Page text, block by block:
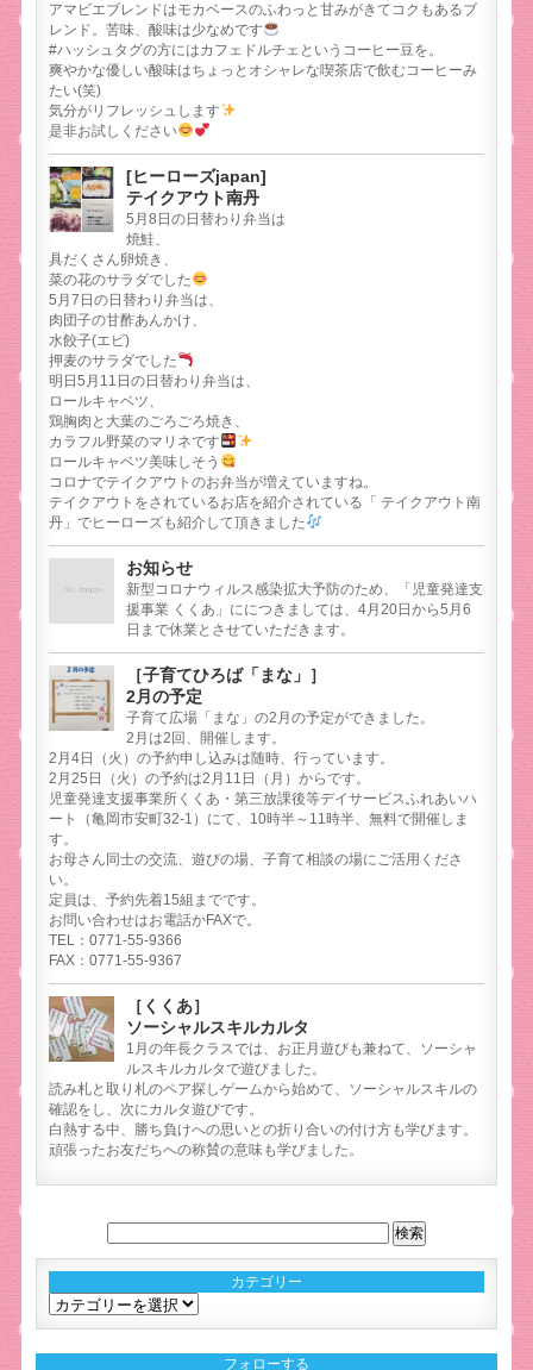
アマビエブレンドはモカベースのふわっと甘みがきてコクもあるブ
レンド。苦味、酸味は少なめです
#ハッシュタグの方にはカフェドルチェというコーヒー豆を。
爽やかな優しい酸味はちょっとオシャレな喫茶店で飲むコーヒーみ
たい(笑)
気分がリフレッシュします
是非お試しください
[ヒーローズjapan]
テイクアウト南丹
5月8日の日替わり弁当は
焼鮭、
具だくさん卵焼き、
菜の花のサラダでした
5月7日の日替わり弁当は、
肉団子の甘酢あんかけ、
水餃子(エビ)
押麦のサラダでした
明日5月11日の日替わり弁当は、
ロールキャベツ、
鶏胸肉と大葉のごろごろ焼き、
カラフル野菜のマリネです
ロールキャベツ美味しそう
コロナでテイクアウトのお弁当が増えていますね。
テイクアウトをされているお店を紹介されている「 テイクアウト南
丹」でヒーローズも紹介して頂きました
お知らせ
新型コロナウィルス感染拡大予防のため、「児童発達支
援事業 くくあ」ににつきましては、4月20日から5月6
日まで休業とさせていただきます。
［子育てひろば「まな」］
2月の予定
子育て広場「まな」の2月の予定ができました。
2月は2回、開催します。
2月4日（火）の予約申し込みは随時、行っています。
2月25日（火）の予約は2月11日（月）からです。
児童発達支援事業所くくあ・第三放課後等デイサービスふれあいハ
ート（亀岡市安町32-1）にて、10時半～11時半、無料で開催しま
す。
お母さん同士の交流、遊びの場、子育て相談の場にご活用くださ
い。
定員は、予約先着15組までです。
お問い合わせはお電話かFAXで。
TEL：0771-55-9366
FAX：0771-55-9367
［くくあ］
ソーシャルスキルカルタ
1月の年長クラスでは、お正月遊びも兼ねて、ソーシャ
ルスキルカルタで遊びました。
読み札と取り札のペア探しゲームから始めて、ソーシャルスキルの
確認をし、次にカルタ遊びです。
白熱する中、勝ち負けへの思いとの折り合いの付け方も学びます。
頑張ったお友だちへの称賛の意味も学びました。
カテゴリー
カ
フォローする